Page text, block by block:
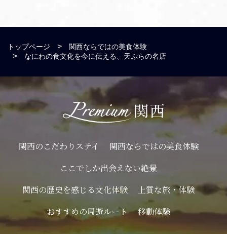
トップページ
関西ならではの美食体験
なにわの食文化を今に伝える、天ぷらの名店
関西のこだわりステイ
関西ならではの美食体験
ここでしか出会えない絶景
関西の歴史を感じる文化体験
上質な旅・体験
おすすめの周遊ルート
移動体験